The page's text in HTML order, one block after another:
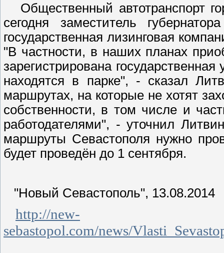
Общественный автотранспорт
сегодня заместитель
государственная лизинговая
"В частности, в наших планах
зарегистрирована
находятся в парке", - сказал
маршрутах, на которые не хотят
собственности, в том числе и
работодателями", - уточнил
маршруты Севастополя нужно
будет проведён до 1 сентября.
"Новый Севастополь", 13.08.2014
http://new-
sebastopol.com/news/